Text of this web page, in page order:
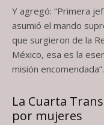
Y agregó: “Primera
asumió el mando
que surgieron de la
México, esa es la
misión encomendada”.
La Cuarta
por mujeres